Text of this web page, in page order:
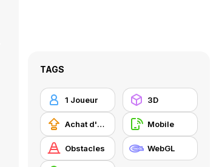
TAGS
1 Joueur 3D
Achat d'améliorations Mobile
Obstacles WebGL